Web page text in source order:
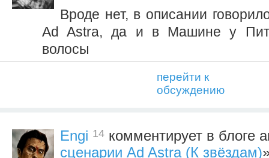
Вроде нет, в описании
Ad Astra, да и в Машине у
волосы
перейти к
обсуждению
Engi 14 комментирует в блоге
сценарии Ad Astra (К звёздам)